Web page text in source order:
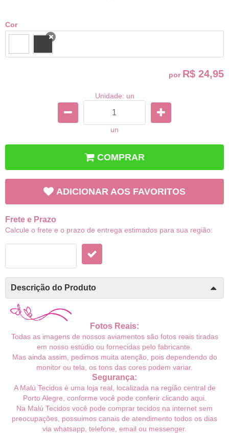
Cor
por R$ 24,95
Unidade: un
un
COMPRAR
ADICIONAR AOS FAVORITOS
Frete e Prazo
Calcule o frete e o prazo de entrega estimados para sua região:
Descrição do Produto
Fotos Reais:
Todas as imagens de nossos aviamentos são fotos reais tiradas
em nosso estúdio ou fornecidas pelo fabricante.
Mas ainda assim, pedimos muita atenção, pois dependendo do
monitor ou tela, os tons das cores podem variar.
Segurança:
A Malú Tecidos é uma loja real, localizada na região central de
Porto Alegre, conforme você pode conferir clicando aqui.
Na Malú Tecidos você pode comprar tecidos na internet sem
preocupações, possuimos canais de atendimento todos os dias
via whatsapp, telefone, email ou messenger.